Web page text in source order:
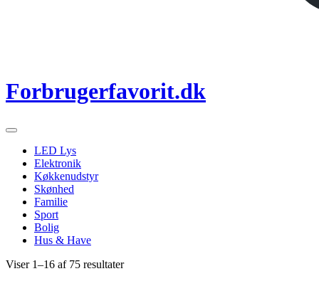
Forbrugerfavorit.dk
LED Lys
Elektronik
Køkkenudstyr
Skønhed
Familie
Sport
Bolig
Hus & Have
Viser 1–16 af 75 resultater